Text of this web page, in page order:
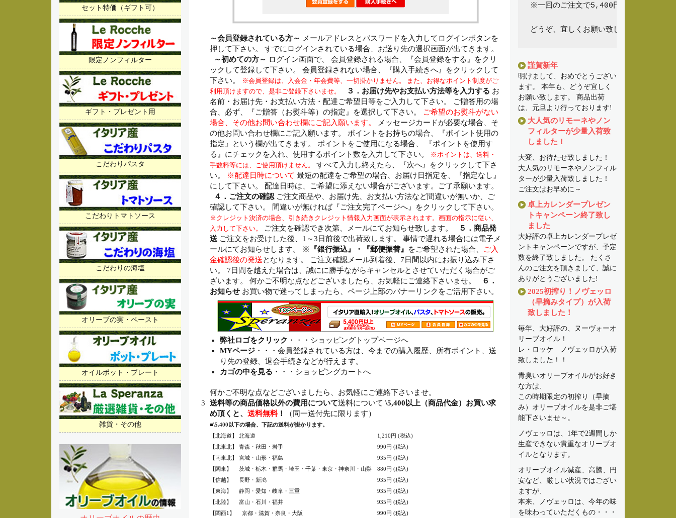
～会員登録されている方～
メールアドレスとパスワードを入力してログインボタンを
押して下さい。 すでにログインされている場合、お送り先の選択画面が出てきます。
～初めての方～ ログイン画面で、 会員登録される場合、『会員登録をする』をクリ
ックして登録して下さい。 会員登録されない場合、『購入手続きへ』をクリックして
下さい。
※会員登録は、入会金・年会費等、一切掛かりません。 また、お得なポイント制度がご
利用頂けますので、是非ご登録下さいませ。
３．お届け先やお支払い方法等を入力する お
名前・お届け先・お支払い方法・配達ご希望日等をご入力して下さい。 ご贈答用の場
合、必ず、『ご贈答（お熨斗等）の指定』を選択して下さい。
ご希望のお熨斗がない
場合、その他お問い合わせ欄にご記入願います。
メッセージカードが必要な場合、そ
の他お問い合わせ欄にご記入願います。 ポイントをお持ちの場合、『ポイント使用の
指定』という欄が出てきます。 ポイントをご使用になる場合、 『ポイントを使用す
る』にチェックを入れ、使用するポイント数を入力して下さい。
※ポイントは、送料・
手数料等には、ご使用頂けません。
すべて入力し終えたら、『次へ』をクリックして下さ
い。
※配達日時について 最短の配達をご希望の場合、お届け日指定を、『指定なし』
にして下さい。 配達日時は、ご希望に添えない場合がございます。ご了承願います。
４．ご注文の確認ご注文商品や、お届け先、お支払い方法など間違いが無いか、ご
確認して下さい。 間違いが無ければ『ご注文完了ページへ』をクリックして下さい。
※クレジット決済の場合、引き続きクレジット情報入力画面が表示されます。画面の指示に従い、
入力して下さい。
ご注文を確認でき次第、メールにてお知らせ致します。
５．商品発
送 ご注文をお受けした後、1～3日前後で出荷致します。 事情で遅れる場合には電子メ
ールにてお知らせします。 ※
『銀行振込』・『郵便振替』 をご希望された場合、
ご入
金確認後の発送となります。 ご注文確認メール到着後、7日間以内にお振り込み下さ
い。 7日間を越えた場合は、誠にに勝手ながらキャンセルとさせていただく場合がご
ざいます。 何かご不明な点などございましたら、お気軽にご連絡下さいませ。
６．
お知らせお買い物で迷ってしまったら、ページ上部のバナーリンクをご活用下さい。
弊社ロゴをクリック ・・・ショッピングトップページへ
MYページ・・・会員登録されている方は、今までの購入履歴、所有ポイント、送
り先の登録、退会手続きなどが行えます。
カゴの中を見る ・・・ショッピングカートへ
何かご不明な点などございましたら、お気軽にご連絡下さいませ。
3
送料等の商品価格以外の費用について送料について \5,400以上（商品代金）お買い求
め頂くと、 送料無料！ （同一送付先に限ります）
■\5.400以下の場合、下記の送料が掛かります。
【北海道】 北海道
1,210円 (税込)
【北東北】 青森・秋田・岩手
990円 (税込)
【南東北】 宮城・山形・福島
935円 (税込)
【関東】 茨城・栃木・群馬・埼玉・千葉・東京・神奈川・山梨880円 (税込)
【信越】 長野・新潟
935円 (税込)
【東海】 静岡・愛知・岐阜・三重
935円 (税込)
【北陸】 富山・石川・福井
935円 (税込)
【関西1】 京都・滋賀・奈良・大阪
990円 (税込)
セット特価（ギフト可）
限定ノンフィルター
ギフト・プレゼント用
こだわりパスタ
こだわりトマトソース
こだわりの海塩
オリーブの実・ペースト
オイルポット・プレート
雑貨・その他
※一回のご注文で5,400円以上（商品代金
謹賀新年
明けまして、おめでとうござい
ます。 本年も、どうぞ宜しく
お願い致します。 商品出荷
は、元旦より行っております!
大人気のリモーネやノン
フィルターが少量入荷致
しました！
大変、お待たせ致しました！
大人気のリモーネやノンフィル
ターが少量入荷致しました！
ご注文はお早めに～
卓上カレンダープレゼン
トキャンペーン終了致し
ました
大好評の卓上カレンダープレゼ
ントキャンペーンですが、予定
数を終了致しました。 たくさ
んのご注文を頂きまして、誠に
ありがとうございました!
2025初搾り！ノヴェッロ
（早摘みタイプ）が入荷
致しました！
毎年、大好評の、ヌーヴォーオ
リーブオイル！
レ・ロッケ ノヴェッロが入荷
致しました！！
青臭いオリーブオイルがお好き
な方は、
この時期限定の初搾り（早摘
み）オリーブオイルを是非ご堪
能下さいませ～。
ノヴェッロは、1年で2週間しか
生産できない貴重なオリーブオ
イルとなります。
オリーブオイル減産、高騰、円
安など、厳しい状況ではござい
ますが、
本来、ノヴェッロは、今年の味
を味わっていただくもの・・・